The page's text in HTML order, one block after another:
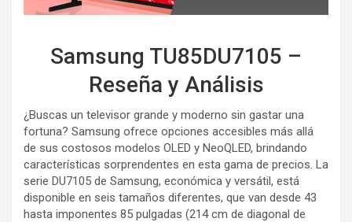
Samsung TU85DU7105 –
Reseña y Análisis
¿Buscas un televisor grande y moderno sin gastar una
fortuna? Samsung ofrece opciones accesibles más allá
de sus costosos modelos OLED y NeoQLED, brindando
características sorprendentes en esta gama de precios. La
serie DU7105 de Samsung, económica y versátil, está
disponible en seis tamaños diferentes, que van desde 43
hasta imponentes 85 pulgadas (214 cm de diagonal de